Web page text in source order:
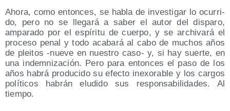
Aho­ra, como enton­ces, se habla de inves­ti­gar lo ocu­rri­
do, pero no se lle­ga­rá a saber el autor del dis­pa­ro,
ampa­ra­do por el espí­ri­tu de cuer­po, y se archi­va­rá el
pro­ce­so penal y todo aca­ba­rá al cabo de muchos años
de plei­tos ‑nue­ve en nues­tro caso- y, si hay suer­te, en
una indem­ni­za­ción. Pero para enton­ces el paso de los
años habrá pro­du­ci­do su efec­to inexo­ra­ble y los car­gos
polí­ti­cos habrán elu­di­do sus res­pon­sa­bi­li­da­des. Al
tiempo.